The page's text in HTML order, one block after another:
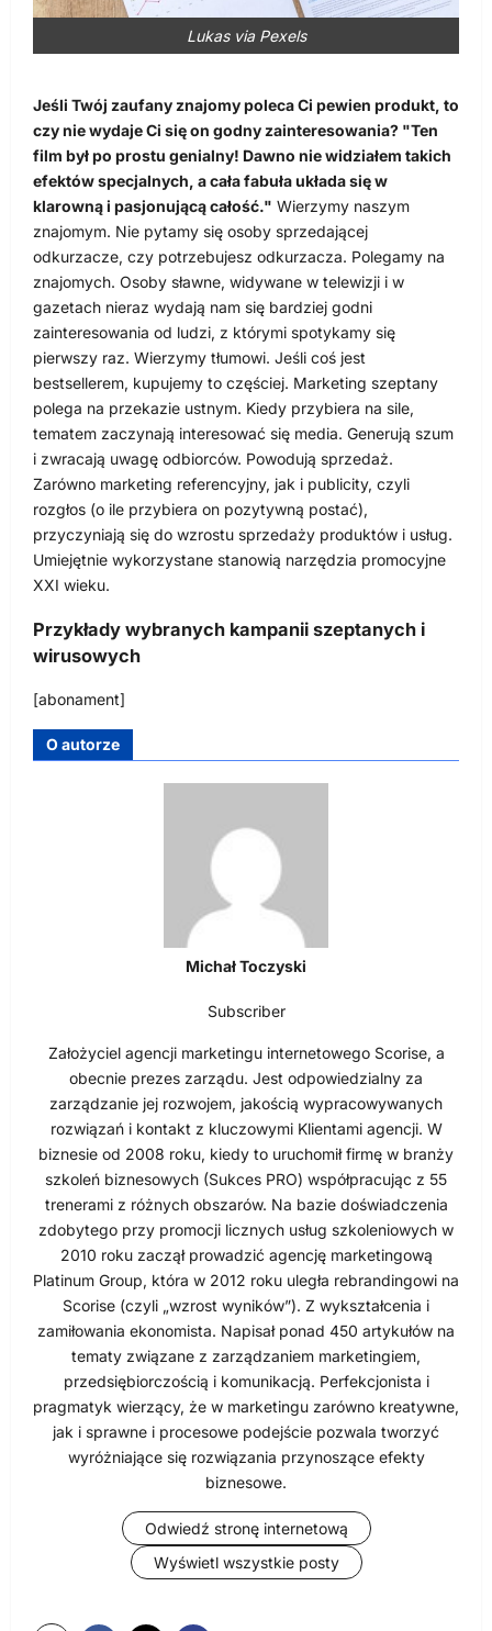
Lukas via Pexels
Jeśli Twój zaufany znajomy poleca Ci pewien produkt, to
czy nie wydaje Ci się on godny zainteresowania? "Ten
film był po prostu genialny! Dawno nie widziałem takich
efektów specjalnych, a cała fabuła układa się w
klarowną i pasjonującą całość." Wierzymy naszym
znajomym. Nie pytamy się osoby sprzedającej
odkurzacze, czy potrzebujesz odkurzacza. Polegamy na
znajomych. Osoby sławne, widywane w telewizji i w
gazetach nieraz wydają nam się bardziej godni
zainteresowania od ludzi, z którymi spotykamy się
pierwszy raz. Wierzymy tłumowi. Jeśli coś jest
bestsellerem, kupujemy to częściej. Marketing szeptany
polega na przekazie ustnym. Kiedy przybiera na sile,
tematem zaczynają interesować się media. Generują szum
i zwracają uwagę odbiorców. Powodują sprzedaż.
Zarówno marketing referencyjny, jak i publicity, czyli
rozgłos (o ile przybiera on pozytywną postać),
przyczyniają się do wzrostu sprzedaży produktów i usług.
Umiejętnie wykorzystane stanowią narzędzia promocyjne
XXI wieku.
Przykłady wybranych kampanii szeptanych i
wirusowych
[abonament]
O autorze
Michał Toczyski
Subscriber
Założyciel agencji marketingu internetowego Scorise, a
obecnie prezes zarządu. Jest odpowiedzialny za
zarządzanie jej rozwojem, jakością wypracowywanych
rozwiązań i kontakt z kluczowymi Klientami agencji. W
biznesie od 2008 roku, kiedy to uruchomił firmę w branży
szkoleń biznesowych (Sukces PRO) współpracując z 55
trenerami z różnych obszarów. Na bazie doświadczenia
zdobytego przy promocji licznych usług szkoleniowych w
2010 roku zaczął prowadzić agencję marketingową
Platinum Group, która w 2012 roku uległa rebrandingowi na
Scorise (czyli „wzrost wyników”). Z wykształcenia i
zamiłowania ekonomista. Napisał ponad 450 artykułów na
tematy związane z zarządzaniem marketingiem,
przedsiębiorczością i komunikacją. Perfekcjonista i
pragmatyk wierzący, że w marketingu zarówno kreatywne,
jak i sprawne i procesowe podejście pozwala tworzyć
wyróżniające się rozwiązania przynoszące efekty
biznesowe.
Odwiedź stronę internetową
Wyświetl wszystkie posty